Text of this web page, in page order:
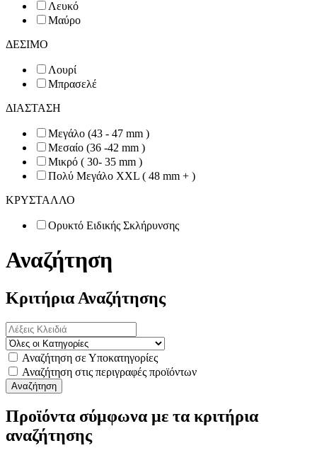
Λευκό
Μαύρο
ΔΕΣΙΜΟ
Λουρί
Μπρασελέ
ΔΙΑΣΤΑΣΗ
Μεγάλο (43 - 47 mm )
Μεσαίο (36 -42 mm )
Μικρό ( 30- 35 mm )
Πολύ Μεγάλο XXL ( 48 mm + )
ΚΡΥΣΤΑΛΛΟ
Ορυκτό Ειδικής Σκλήρυνσης
Αναζήτηση
Κριτήρια Αναζήτησης
Αναζήτηση σε Υποκατηγορίες
Αναζήτηση στις περιγραφές προϊόντων
Προϊόντα σύμφωνα με τα κριτήρια
αναζήτησης